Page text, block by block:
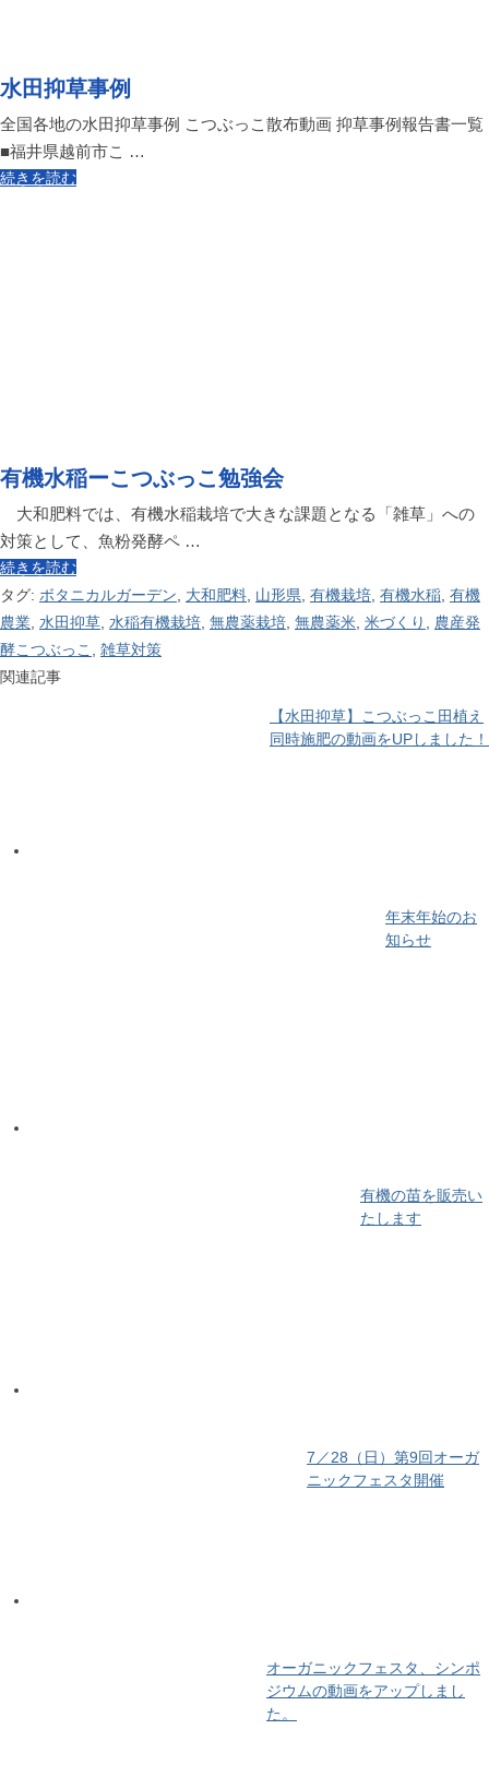
水田抑草事例
全国各地の水田抑草事例 こつぶっこ散布動画 抑草事例報告書一覧
■福井県越前市こ …
続きを読む
有機水稲ーこつぶっこ勉強会
大和肥料では、有機水稲栽培で大きな課題となる「雑草」への
対策として、魚粉発酵ペ …
続きを読む
タグ: ボタニカルガーデン, 大和肥料, 山形県, 有機栽培, 有機水稲, 有機
農業, 水田抑草, 水稲有機栽培, 無農薬栽培, 無農薬米, 米づくり , 農産発
酵こつぶっこ , 雑草対策
関連記事
【水田抑草】こつぶっこ田植え
同時施肥の動画をUPしました！
年末年始のお
知らせ
有機の苗を販売い
たします
7／28（日）第9回オーガ
ニックフェスタ開催
オーガニックフェスタ、シンポ
ジウムの動画をアップしまし
た。